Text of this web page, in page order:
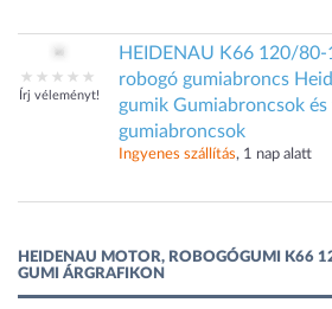
Írj véleményt!
HEIDENAU K66 120/80-
robogó gumiabroncs
gumik Gumiabroncsok
gumiabroncsok
Ingyenes szállítás, 1 nap alatt
HEIDENAU MOTOR, ROBOGÓGUMI K66
GUMI ÁRGRAFIKON